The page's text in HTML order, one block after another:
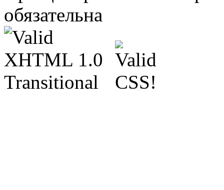
обязательна